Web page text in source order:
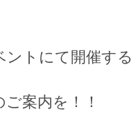
ントにて開催する
案内を！！